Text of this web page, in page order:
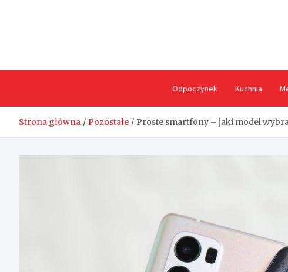
Odpoczynek Kuchnia
Strona główna Pozostałe Proste smartfony – jaki model